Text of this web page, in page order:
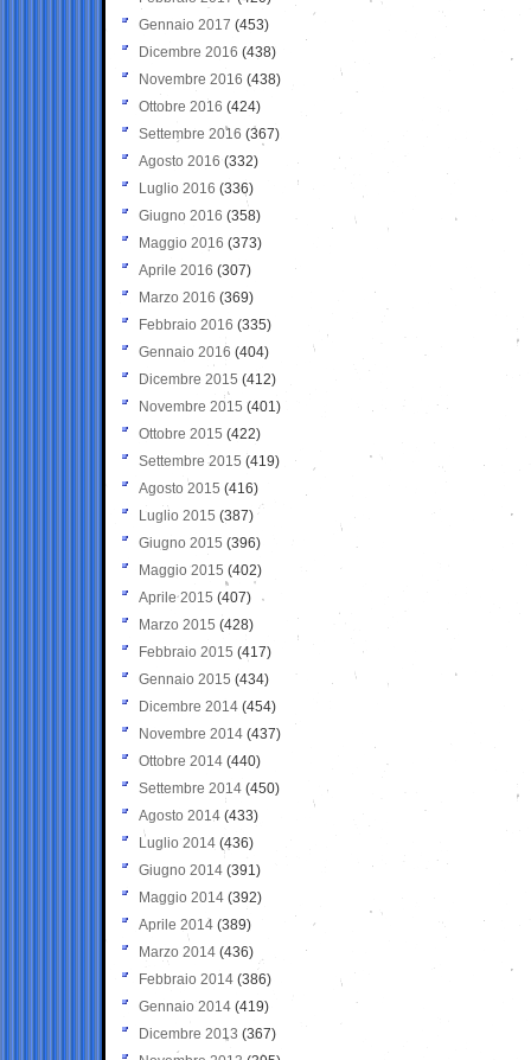
Gennaio 2017 (453)
Dicembre 2016 (438)
Novembre 2016 (438)
Ottobre 2016 (424)
Settembre 2016 (367)
Agosto 2016 (332)
Luglio 2016 (336)
Giugno 2016 (358)
Maggio 2016 (373)
Aprile 2016 (307)
Marzo 2016 (369)
Febbraio 2016 (335)
Gennaio 2016 (404)
Dicembre 2015 (412)
Novembre 2015 (401)
Ottobre 2015 (422)
Settembre 2015 (419)
Agosto 2015 (416)
Luglio 2015 (387)
Giugno 2015 (396)
Maggio 2015 (402)
Aprile 2015 (407)
Marzo 2015 (428)
Febbraio 2015 (417)
Gennaio 2015 (434)
Dicembre 2014 (454)
Novembre 2014 (437)
Ottobre 2014 (440)
Settembre 2014 (450)
Agosto 2014 (433)
Luglio 2014 (436)
Giugno 2014 (391)
Maggio 2014 (392)
Aprile 2014 (389)
Marzo 2014 (436)
Febbraio 2014 (386)
Gennaio 2014 (419)
Dicembre 2013 (367)